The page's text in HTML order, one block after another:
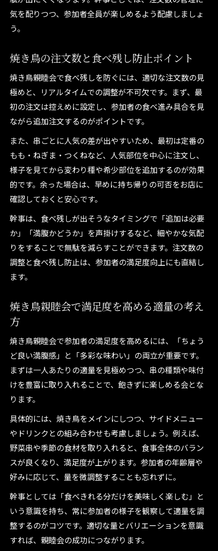
気を配りつつ、参加者全員が楽しめるよう配慮しましょ
う。
焼き鳥の注文数と食べ残し防止ポイント
焼き鳥親睦会で食べ残しを防ぐには、適切な注文数の見
極めと、リアルタイムでの調整が不可欠です。まず、最
初の注文は控えめに設定し、参加者の食べ進み具合を見
ながら追加注文するのがポイントです。
また、串ごとに人気の差が出やすいため、最初は定番の
もも・ねぎま・つくねなど、人気部位を中心に注文し、
様子を見てから変わり種や希少部位を追加するのが効果
的です。余った場合は、早めに持ち帰りの可否をお店に
確認しておくと安心です。
幹事は、食べ残しが出そうなタイミングで「追加は必要
か」「満腹かどうか」を声掛けするなど、細やかな気配
りをすることで無駄を減らすことができます。注文数の
調整と食べ残し防止は、参加者の満足度向上にも直結し
ます。
焼き鳥親睦会で満足度を高める適量の考え
方
焼き鳥親睦会で参加者の満足度を高めるには、「ちょう
ど良い満腹感」と「多彩な味わい」の両立が重要です。
まずは一人あたりの適量を見極めつつ、串の種類や味付
けを豊富に取り入れることで、飽きずに楽しめる会とな
ります。
具体的には、焼き鳥をメインにしつつ、サイドメニュー
やドリンクとの組み合わせも考慮しましょう。例えば、
野菜串や季節の食材を取り入れると、食事全体のバラン
スが良くなり、満足度が上がります。参加者の年齢層や
好みに応じて、量を微調整することも忘れずに。
幹事としては「食べきれる分だけを美味しく楽しむ」と
いう意識を持ち、常に参加者の様子を観察して適量を調
整するのがコツです。適切な量とバリエーションを意識
すれば、親睦会の成功につながります。